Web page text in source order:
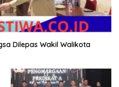
Dilepas Wakil Walikota